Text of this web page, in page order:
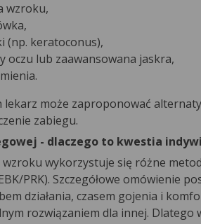
wzroku,
(np. keratoconus),
oczu lub zaawansowana jaskra,
może zaproponować
zabiegu.
- dlaczego to kwestia
wykorzystuje się różne
PRK). Szczegółowe omówienie
działania, czasem gojenia i
rozwiązaniem dla innej.